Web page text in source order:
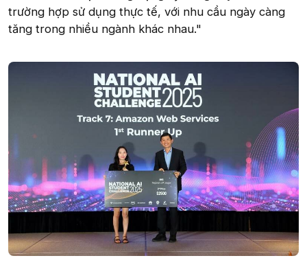
trường hợp sử dụng thực tế, với nhu cầu ngày càng
tăng trong nhiều ngành khác nhau."